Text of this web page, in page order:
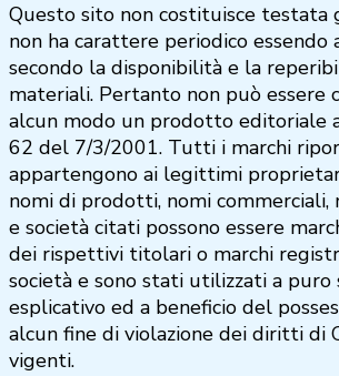
Questo sito non costituisce testata
non ha carattere periodico essendo
secondo la disponibilità e la
materiali. Pertanto non può essere
alcun modo un prodotto editoriale
62 del 7/3/2001. Tutti i marchi
appartengono ai legittimi
nomi di prodotti, nomi commerciali,
e società citati possono essere
dei rispettivi titolari o marchi
società e sono stati utilizzati a puro
esplicativo ed a beneficio del
alcun fine di violazione dei diritti di
vigenti.